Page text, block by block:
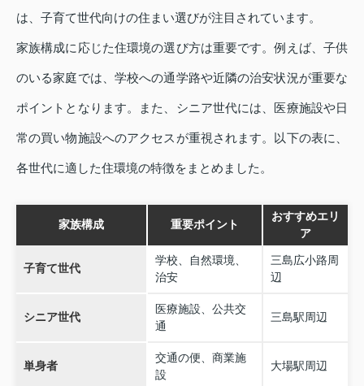
は、子育て世代向けの住まい選びが注目されています。
家族構成に応じた住環境の選び方は重要です。例えば、子供
のいる家庭では、学校への通学路や近隣の治安状況が重要な
ポイントとなります。また、シニア世代には、医療施設や日
常の買い物施設へのアクセスが重視されます。以下の表に、
各世代に適した住環境の特徴をまとめました。
家族構成 重要ポイント
おすすめエリ
ア
子育て世代
学校、自然環境、
治安
三島広小路周
辺
シニア世代
医療施設、公共交
通
三島駅周辺
単身者
交通の便、商業施
設
大場駅周辺